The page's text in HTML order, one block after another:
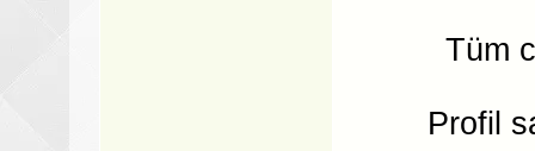
Tüm
Profil